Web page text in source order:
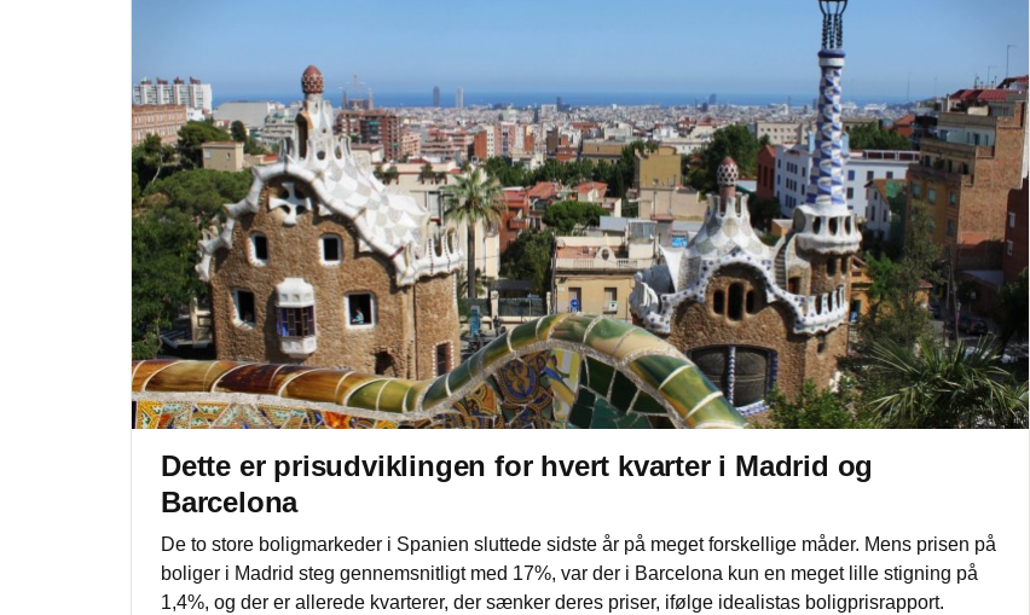
Dette er prisudviklingen for hvert kvarter i Madrid og
Barcelona
De to store boligmarkeder i Spanien sluttede sidste år på meget forskellige måder. Mens prisen på
boliger i Madrid steg gennemsnitligt med 17%, var der i Barcelona kun en meget lille stigning på
1,4%, og der er allerede kvarterer, der sænker deres priser, ifølge idealistas boligprisrapport.